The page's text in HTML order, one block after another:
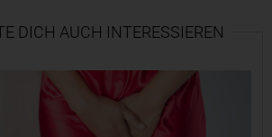
DICH AUCH INTERESSIEREN